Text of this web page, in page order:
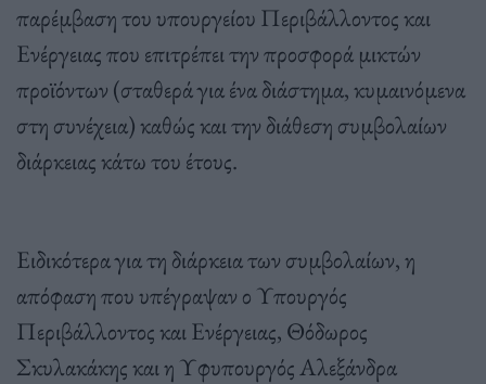
παρέμβαση του υπουργείου Περιβάλλοντος και
Ενέργειας που επιτρέπει την προσφορά μικτών
προϊόντων (σταθερά για ένα διάστημα, κυμαινόμενα
στη συνέχεια) καθώς και την διάθεση συμβολαίων
διάρκειας κάτω του έτους.
Ειδικότερα για τη διάρκεια των συμβολαίων, η
απόφαση που υπέγραψαν ο Υπουργός
Περιβάλλοντος και Ενέργειας, Θόδωρος
Σκυλακάκης και η Υφυπουργός Αλεξάνδρα